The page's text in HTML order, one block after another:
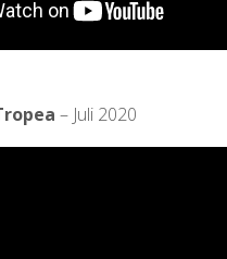
– Juli 2020